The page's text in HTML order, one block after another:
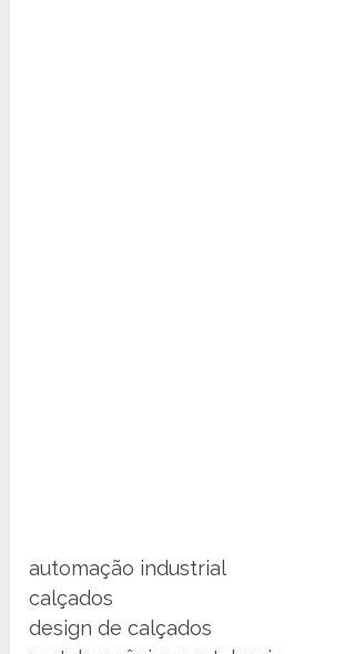
automação industrial
calçados
design de calçados